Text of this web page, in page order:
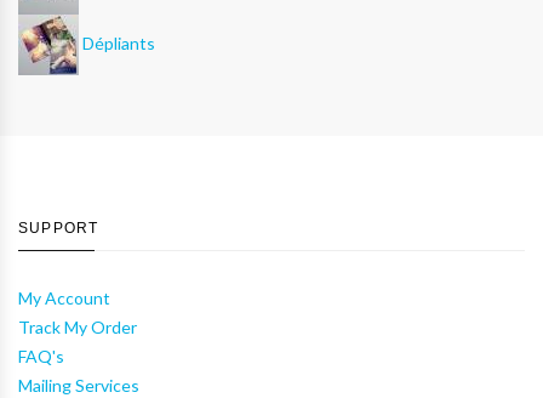
Dépliants
SUPPORT
My Account
Track My Order
FAQ's
Mailing Services